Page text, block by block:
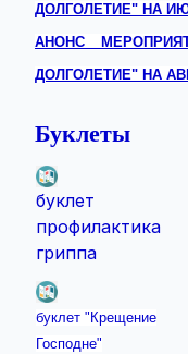
ДОЛГОЛЕТИЕ" НА
АНОНС
ДОЛГОЛЕТИЕ" НА
Буклеты
буклет
профилактика
гриппа
буклет "Крещение
Господне"